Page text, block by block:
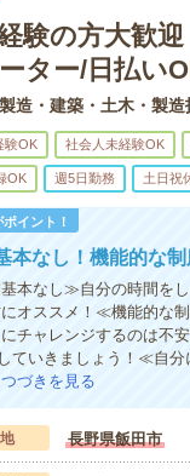
経験の方大歓
ター/日払い
製造・建築・土木・製造
験OK 社会人未経験OK
OK 週5日勤務 土日祝
イント！
本なし！機能的な制
本なし≫自分の時間をし
にオススメ！≪機能的な
チャレンジするのは不
ていきましょう！≪自
つづきを見る
長野県飯田市